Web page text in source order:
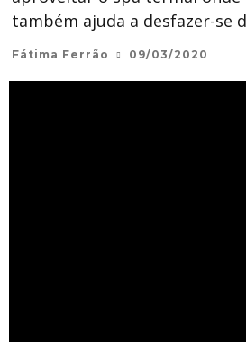
também ajuda a desfazer-se
Fátima Ferrão 09/03/2020